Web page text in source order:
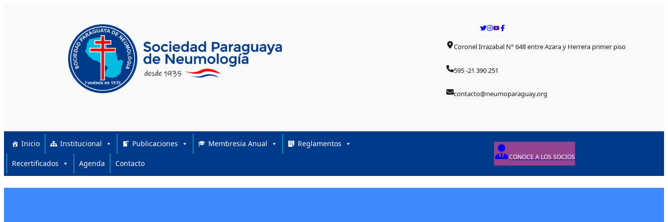
Coronel Irrazabal N° 648 entre Azara y Herrera primer piso
595 -21 390 251
contacto@neumoparaguay.org
Inicio Institucional Publicaciones Membresia Anual Reglamentos
Recertificados Agenda Contacto
CONOCE A LOS SOCIOS